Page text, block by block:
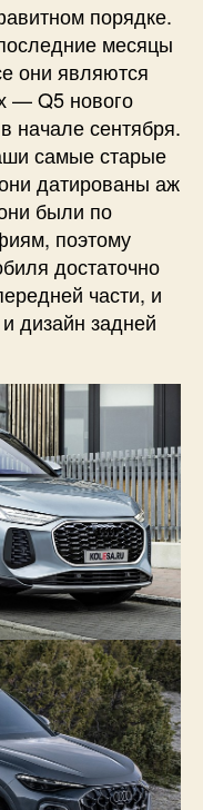
порядке.
месяцы
они являются
— Q5 нового
начале сентября.
самые старые
датированы аж
были по
поэтому
достаточно
части, и
дизайн задней